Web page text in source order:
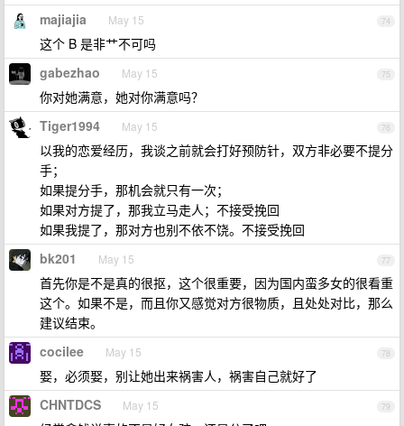
74
majiajia May 15
这个 B 是非艹不可吗
75
gabezhao May 15
你对她满意，她对你满意吗？
76
Tiger1994 May 15
以我的恋爱经历，我谈之前就会打好预防针，双方非必要不提分
手；
如果提分手，那机会就只有一次；
如果对方提了，那我立马走人；不接受挽回
如果我提了，那对方也别不依不饶。不接受挽回
77
bk201 May 15
首先你是不是真的很抠，这个很重要，因为国内蛮多女的很看重
这个。如果不是，而且你又感觉对方很物质，且处处对比，那么
建议结束。
78
cocilee May 15
娶，必须娶，别让她出来祸害人，祸害自己就好了
79
CHNTDCS May 15